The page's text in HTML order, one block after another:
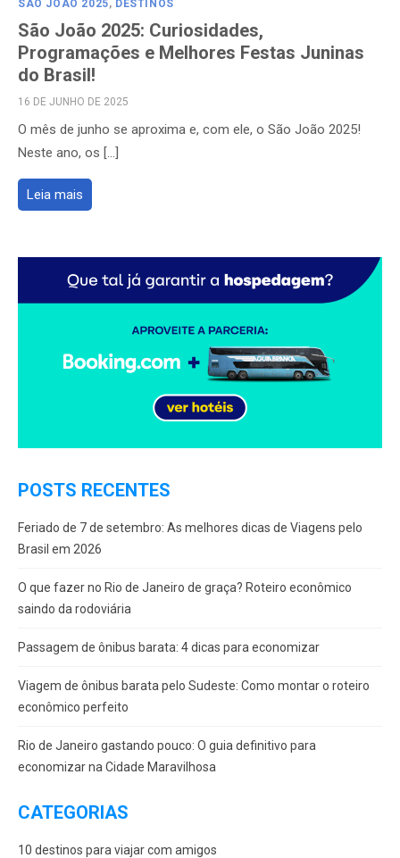
SÃO JOÃO 2025, DESTINOS
São João 2025: Curiosidades,
Programações e Melhores Festas Juninas
do Brasil!
POSTED
16 DE JUNHO DE 2025
O mês de junho se aproxima e, com ele, o São João 2025!
Neste ano, os […]
Leia mais
POSTS RECENTES
Feriado de 7 de setembro: As melhores dicas de Viagens pelo
Brasil em 2026
O que fazer no Rio de Janeiro de graça? Roteiro econômico
saindo da rodoviária
Passagem de ônibus barata: 4 dicas para economizar
Viagem de ônibus barata pelo Sudeste: Como montar o roteiro
econômico perfeito
Rio de Janeiro gastando pouco: O guia definitivo para
economizar na Cidade Maravilhosa
CATEGORIAS
10 destinos para viajar com amigos